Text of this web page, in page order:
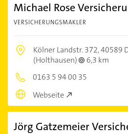
Michael Rose
VERSICHERUNGSMAKLER
Kölner Landstr. 372,40589
(Holthausen)
6,3 km
0163 5 94 00 35
Webseite
Jörg Gatzemeier